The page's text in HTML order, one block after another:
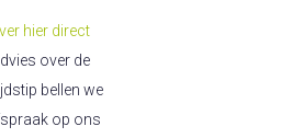
hier direct
over de
bellen we
op ons